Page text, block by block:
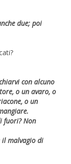
due; poi
con alcuno
o un avaro, o
o un
fuori? Non
il malvagio di